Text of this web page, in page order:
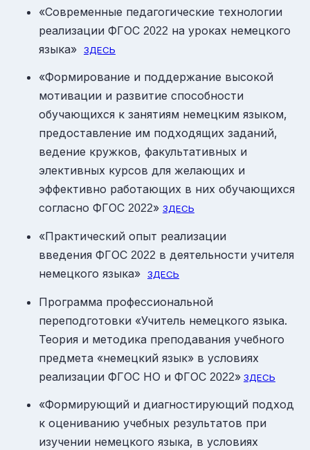
«Современные педагогические технологии
реализации ФГОС 2022 на уроках немецкого
языка»
ЗДЕСЬ
«Формирование и поддержание высокой
мотивации и развитие способности
обучающихся к занятиям немецким языком,
предоставление им подходящих заданий,
ведение кружков, факультативных и
элективных курсов для желающих и
эффективно работающих в них обучающихся
согласно ФГОС 2022» ЗДЕСЬ
«Практический опыт реализации
введения ФГОС 2022 в деятельности учителя
немецкого языка»
ЗДЕСЬ
Программа профессиональной
переподготовки «Учитель немецкого языка.
Теория и методика преподавания учебного
предмета «немецкий язык» в условиях
реализации ФГОС НО и ФГОС 2022» ЗДЕСЬ
«Формирующий и диагностирующий подход
к оцениванию учебных результатов при
изучении немецкого языка, в условиях